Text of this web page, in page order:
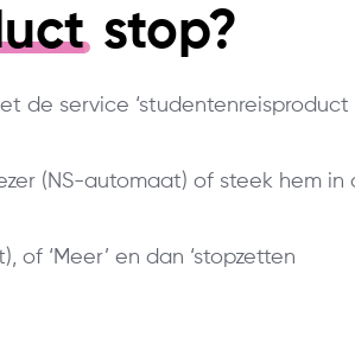
stop?
de service ‘studentenreisproduct
(NS-automaat) of steek hem in
of ‘Meer’ en dan ‘stopzetten